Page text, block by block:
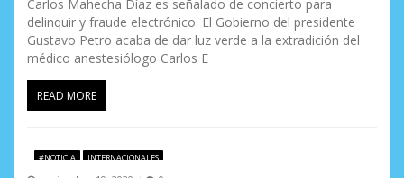
Carlos Mahecha Díaz es señalado de concierto para
delinquir y fraude electrónico. El Gobierno del presidente
Gustavo Petro acaba de dar luz verde a la extradición del
médico anestesiólogo Carlos E
READ MORE
#NOTICIA INTERNACIONALES